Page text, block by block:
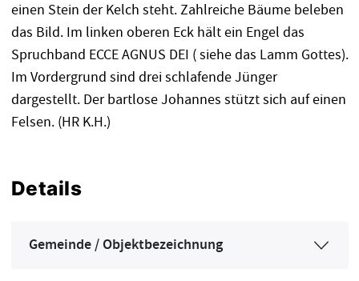
einen Stein der Kelch steht. Zahlreiche Bäume beleben
das Bild. Im linken oberen Eck hält ein Engel das
Spruchband ECCE AGNUS DEI ( siehe das Lamm Gottes).
Im Vordergrund sind drei schlafende Jünger
dargestellt. Der bartlose Johannes stützt sich auf einen
Felsen. (HR K.H.)
Details
Gemeinde / Objektbezeichnung